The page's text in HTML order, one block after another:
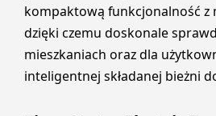
kompaktową funkcjonalność z
dzięki czemu doskonale
mieszkaniach oraz dla
inteligentnej składanej bieżni